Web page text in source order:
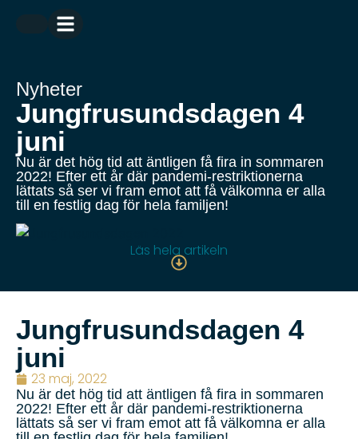
Nyheter
Jungfrusundsdagen 4
juni
Nu är det hög tid att äntligen få fira in sommaren
2022! Efter ett år där pandemi-restriktionerna
lättats så ser vi fram emot att få välkomna er alla
till en festlig dag för hela familjen!
Läs hela artikeln
Jungfrusundsdagen 4
juni
23 maj, 2022
Nu är det hög tid att äntligen få fira in sommaren
2022! Efter ett år där pandemi-restriktionerna
lättats så ser vi fram emot att få välkomna er alla